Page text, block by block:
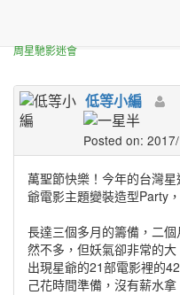
周星馳影迷會
低等小編
Posted on:
萬聖節快樂！今年的台灣
爺電影主題變裝造型Party
長達三個多月的籌備，二
然不多，但妖氣卻非常的
出現星爺的21部電影裡的
己花時間準備，沒有薪水